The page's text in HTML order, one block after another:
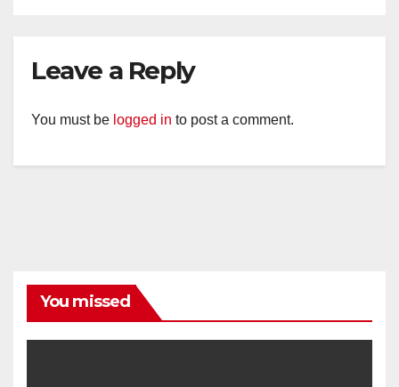
Leave a Reply
You must be logged in to post a comment.
You missed